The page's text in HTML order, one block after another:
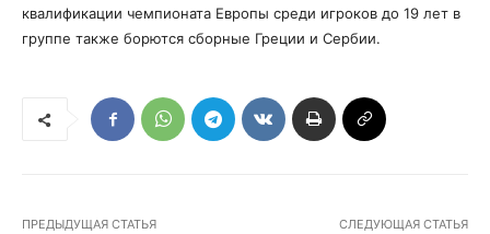
квалификации чемпионата Европы среди игроков до 19 лет в
группе также борются сборные Греции и Сербии.
ПРЕДЫДУЩАЯ СТАТЬЯ СЛЕДУЮЩАЯ СТАТЬЯ